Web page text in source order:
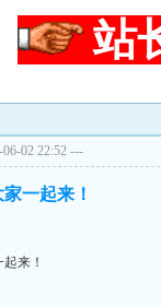
站
02 22:52 ---
一起来！
来！